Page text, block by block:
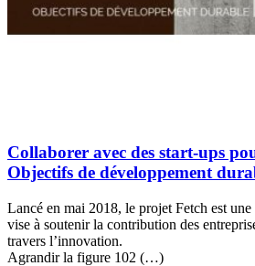
Collaborer avec des start-ups
Objectifs de développement
Lancé en mai 2018, le projet Fetch est
vise à soutenir la contribution des
travers l’innovation.
Agrandir la figure 102 (…)